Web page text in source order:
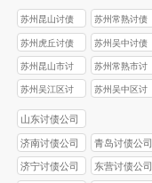
苏州昆山讨债
公司
苏州常熟讨债
公司
苏州虎丘讨债
公司
苏州吴中讨债
公司
苏州昆山市讨
债公司
苏州常熟市讨
债公司
苏州吴江区讨
债公司
苏州吴中区讨
山东讨债公司
济南讨债公司 青岛讨债公司
济宁讨债公司 东营讨债公司